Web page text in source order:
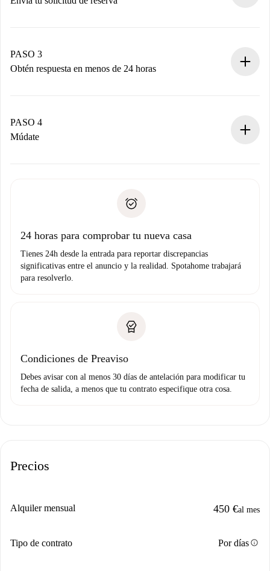
propietario acepte.
PASO 3
Obtén respuesta en menos de 24 horas
contacto con el propietario.
Si es rechazada: No te haremos ningún cargo y te
Prueba de solvencia
PASO 4
Múdate
no nos comunicas ningún problema.
24 horas para comprobar tu nueva casa
Tienes 24h desde la entrada para reportar discrepancias
significativas entre el anuncio y la realidad. Spotahome trabajará
para resolverlo.
Condiciones de Preaviso
Debes avisar con al menos 30 días de antelación para modificar tu
fecha de salida, a menos que tu contrato especifique otra cosa.
Precios
Alquiler mensual 450 €al mes
Tipo de contrato Por díasinfo